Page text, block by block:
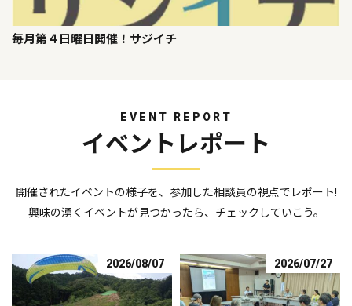
毎月第４日曜日開催！サジイチ
EVENT REPORT
イベントレポート
開催されたイベントの様子を、参加した相談員の視点でレポート!
興味の湧くイベントが見つかったら、チェックしていこう。
2026/08/07 2026/07/27